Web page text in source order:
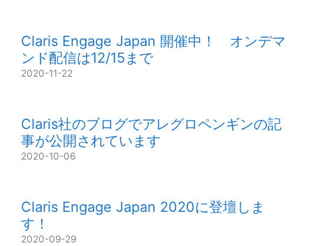
Claris Engage Japan 開催中！ オンデマ
ンド配信は12/15まで
2020-11-22
Claris社のブログでアレグロペンギンの記
事が公開されています
2020-10-06
Claris Engage Japan 2020に登壇しま
す！
2020-09-29